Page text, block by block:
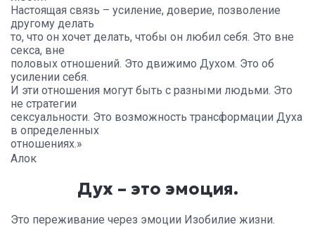
Настоящая связь – усиление, доверие, позволение
другому делать
то, что он хочет делать, чтобы он любил себя. Это вне
секса, вне
половых отношений. Это движимо Духом. Это об
усилении себя.
И эти отношения могут быть с разными людьми. Это
не стратегии
сексуальности. Это возможность трансформации Духа
в определенных
отношениях.»
Алок
Дух – это эмоция.
Это переживание через эмоции Изобилие жизни.